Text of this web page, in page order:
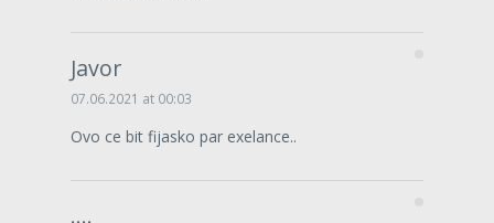
Javor
07.06.2021 at 00:03
Ovo ce bit fijasko par exelance..
....